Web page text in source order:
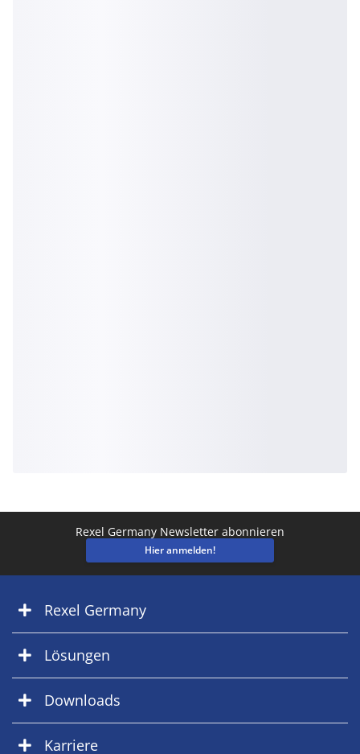
Rexel Germany Newsletter abonnieren
Hier anmelden!
Rexel Germany
Lösungen
Downloads
Karriere